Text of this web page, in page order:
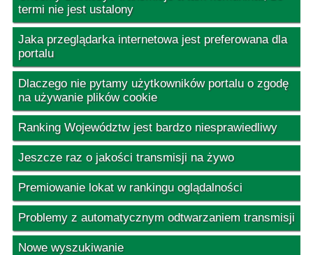
termi nie jest ustalony
Jaka przeglądarka internetowa jest preferowana dla
portalu
Dlaczego nie pytamy użytkowników portalu o zgodę
na używanie plików cookie
Ranking Województw jest bardzo niesprawiedliwy
Jeszcze raz o jakości transmisji na żywo
Premiowanie lokat w rankingu oglądalności
Problemy z automatycznym odtwarzaniem transmisji
Nowe wyszukiwanie